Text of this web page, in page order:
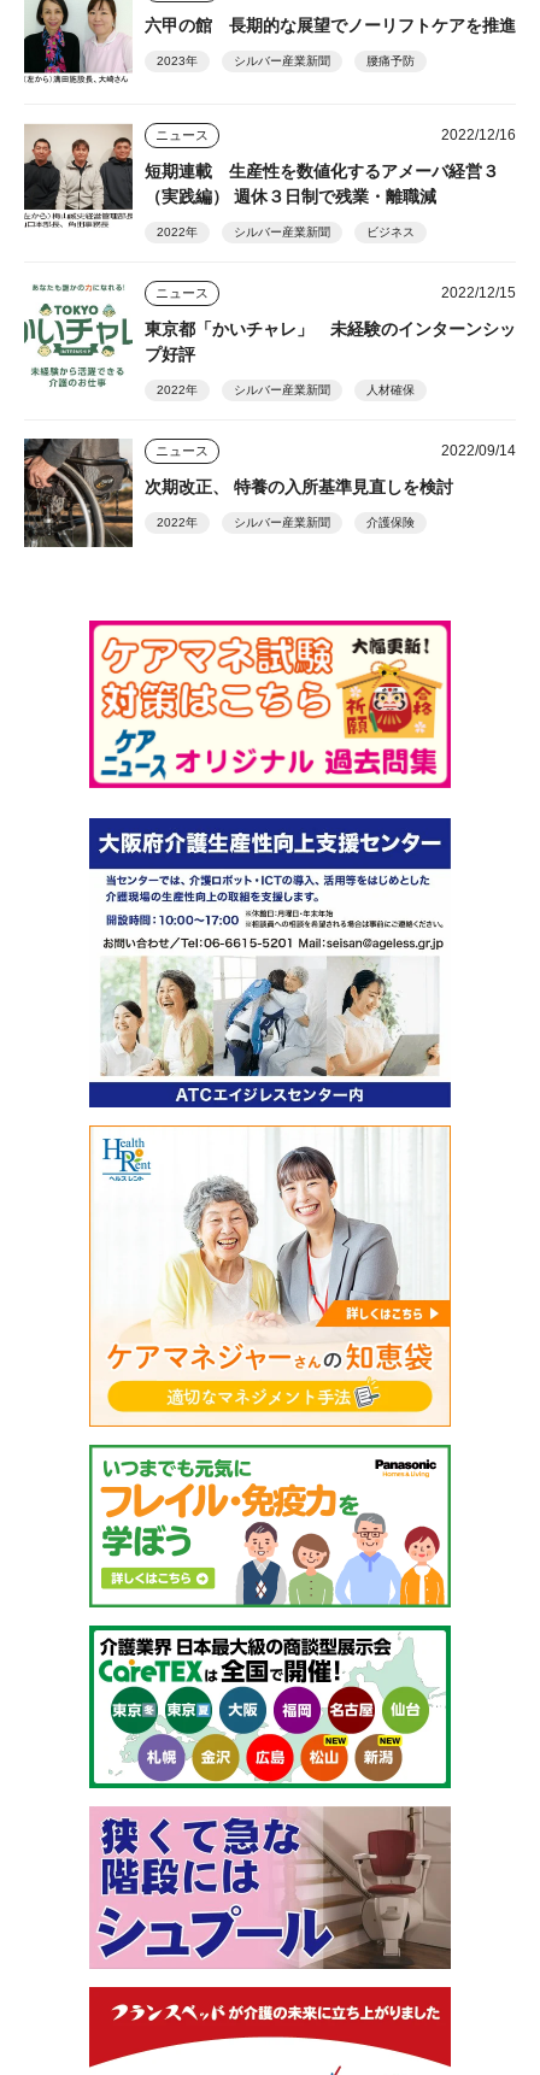
六甲の館 長期的な展望でノーリフトケアを推進
2023年 シルバー産業新聞 腰痛予防
ニュース 2022/12/16
短期連載 生産性を数値化するアメーバ経営３
（実践編） 週休３日制で残業・離職減
2022年 シルバー産業新聞 ビジネス
ニュース 2022/12/15
東京都「かいチャレ」 未経験のインターンシッ
プ好評
2022年 シルバー産業新聞 人材確保
ニュース 2022/09/14
次期改正、 特養の入所基準見直しを検討
2022年 シルバー産業新聞 介護保険